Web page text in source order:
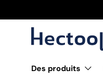
Aller au contenu
Des produits